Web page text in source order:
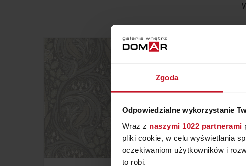
Zgoda
Odpowiedzialne wykorzystanie
Wraz z naszymi 1022 partnerami
pliki cookie, w celu wyświetlania
oczekiwaniom użytkowników i
to robi.